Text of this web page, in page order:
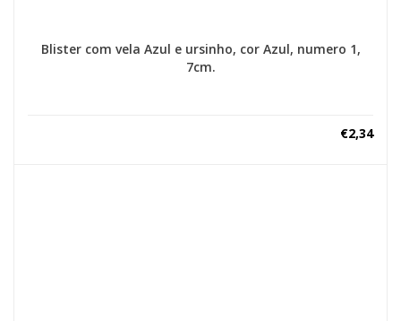
Blister com vela Azul e ursinho, cor Azul, numero 1,
7cm.
€2,34